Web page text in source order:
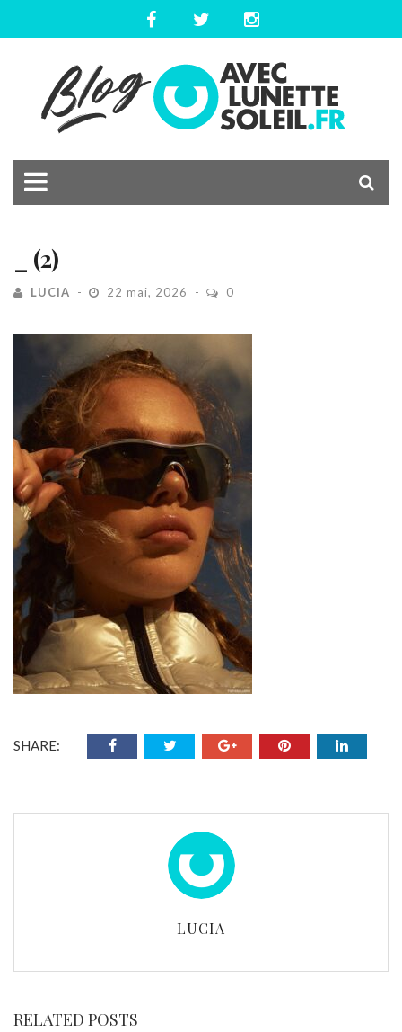
_ (2)
LUCIA 22 mai, 2026 0
SHARE:
LUCIA
RELATED POSTS